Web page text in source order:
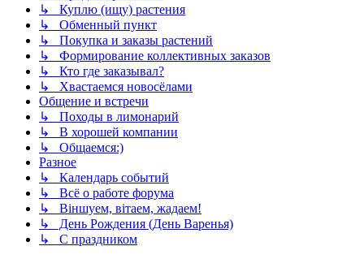
↳ Куплю (ищу) растения
↳ Обменный пункт
↳ Покупка и заказы растений
↳ Формирование коллективных заказов
↳ Кто где заказывал?
↳ Хвастаемся новосёлами
Общение и встречи
↳ Походы в лимонарий
↳ В хорошей компании
↳ Общаемся:)
Разное
↳ Календарь событий
↳ Всё о работе форума
↳ Віншуем, вітаем, жадаем!
↳ День Рождения (День Варенья)
↳ С праздником